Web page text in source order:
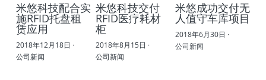
米悠科技配合实
施RFID托盘租
赁应用
2018年12月18日 ·
公司新闻
米悠科技交付
RFID医疗耗材
柜
2018年8月15日 ·
公司新闻
米悠成功交付无
人值守车库项目
2018年6月30日 ·
公司新闻